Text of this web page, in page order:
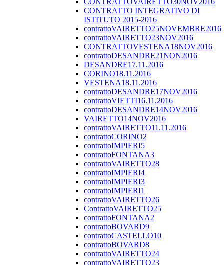
CONTRATTOVAIRETTO30NOV2016
CONTRATTO INTEGRATIVO DI
ISTITUTO 2015-2016
contrattoVAIRETTO25NOVEMBRE2016
contrattoVAIRETTO23NOV2016
CONTRATTOVESTENA18NOV2016
contrattoDESANDRE21NON2016
DESANDRE17.11.2016
CORINO18.11.2016
VESTENA18.11.2016
contrattoDESANDRE17NOV2016
contrattoVIETTI16.11.2016
contrattoDESANDRE14NOV2016
VAIRETTO14NOV2016
contrattoVAIRETTO11.11.2016
contrattoCORINO2
contrattoIMPIERI5
contrattoFONTANA3
contrattoVAIRETTO28
contrattoIMPIERI4
contrattoIMPIERI3
contrattoIMPIERI1
contrattoVAIRETTO26
ContrattoVAIRETTO25
contrattoFONTANA2
contrattoBOVARD9
contrattoCASTELLO10
contrattoBOVARD8
contrattoVAIRETTO24
contrattoVAIRETTO23